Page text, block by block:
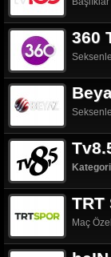
360
TRT
Maç Özel